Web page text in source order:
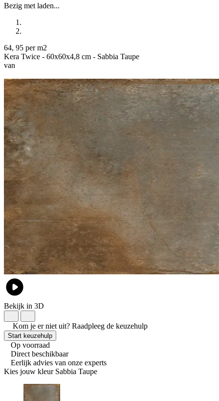
Bezig met laden...
64, 95 per m2
Kera Twice - 60x60x4,8 cm - Sabbia Taupe
van
Bekijk in 3D
Kom je er niet uit? Raadpleeg de keuzehulp
Start keuzehulp
Op voorraad
Direct beschikbaar
Eerlijk advies van onze experts
Kies jouw kleur Sabbia Taupe